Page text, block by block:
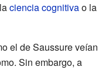
ciencia cognitivao la
el de Saussure veían
Sin embargo, a